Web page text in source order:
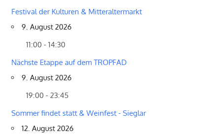
Festival der Kulturen & Mitteraltermarkt
9. August 2026
11:00 - 14:30
Nächste Etappe auf dem TROPFAD
9. August 2026
19:00 - 23:45
Sommer findet statt & Weinfest - Sieglar
12. August 2026